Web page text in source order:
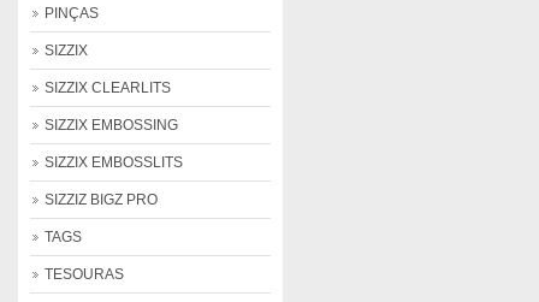
PINÇAS
SIZZIX
SIZZIX CLEARLITS
SIZZIX EMBOSSING
SIZZIX EMBOSSLITS
SIZZIZ BIGZ PRO
TAGS
TESOURAS